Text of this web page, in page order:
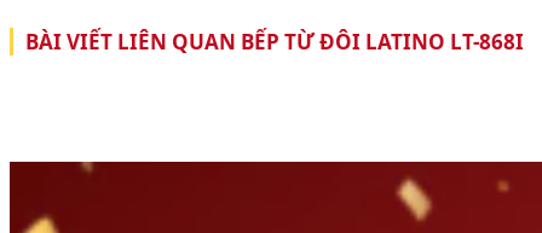
BÀI VIẾT LIÊN QUAN BẾP TỪ ĐÔI LATINO LT-868I